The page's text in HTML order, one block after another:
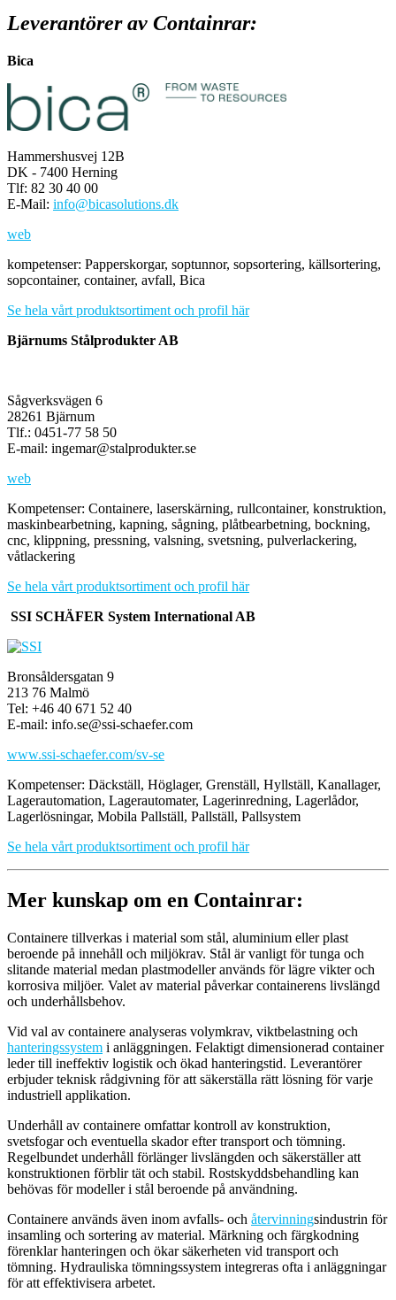
Leverantörer av Containrar:
Bica
Hammershusvej 12B
DK - 7400 Herning
Tlf: 82 30 40 00
E-Mail: info@bicasolutions.dk
web
kompetenser: Papperskorgar, soptunnor, sopsortering, källsortering,
sopcontainer, container, avfall, Bica
Se hela vårt produktsortiment och profil här
Bjärnums Stålprodukter AB
Sågverks­vägen 6
28261 Bjärnum
Tlf.: 0451-77 58 50
E-mail: ingemar@stalprodukter.se
web
Kompetenser: Containere, laserskärning, rullcontainer, konstruktion,
maskinbearbetning, kapning, sågning, plåtbearbetning, bockning,
cnc, klippning, pressning, valsning, svetsning, pulverlackering,
våtlackering
Se hela vårt produktsortiment och profil här
SSI SCHÄFER System International AB
Bronsåldersgatan 9
213 76 Malmö
Tel: +46 40 671 52 40
E-mail: info.se@ssi-schaefer.com
www.ssi-schaefer.com/sv-se
Kompetenser: Däckställ, Höglager, Grenställ, Hyllställ, Kanallager,
Lagerautomation, Lagerautomater, Lagerinredning, Lagerlådor,
Lagerlösningar, Mobila Pallställ, Pallställ, Pallsystem
Se hela vårt produktsortiment och profil här
Mer kunskap om en Containrar:
Containere tillverkas i material som stål, aluminium eller plast
beroende på innehåll och miljökrav. Stål är vanligt för tunga och
slitande material medan plastmodeller används för lägre vikter och
korrosiva miljöer. Valet av material påverkar containerens livslängd
och underhållsbehov.
Vid val av containere analyseras volymkrav, viktbelastning och
hanteringssystem i anläggningen. Felaktigt dimensionerad container
leder till ineffektiv logistik och ökad hanteringstid. Leverantörer
erbjuder teknisk rådgivning för att säkerställa rätt lösning för varje
industriell applikation.
Underhåll av containere omfattar kontroll av konstruktion,
svetsfogar och eventuella skador efter transport och tömning.
Regelbundet underhåll förlänger livslängden och säkerställer att
konstruktionen förblir tät och stabil. Rostskyddsbehandling kan
behövas för modeller i stål beroende på användning.
Containere används även inom avfalls- och återvinningsindustrin för
insamling och sortering av material. Märkning och färgkodning
förenklar hanteringen och ökar säkerheten vid transport och
tömning. Hydrauliska tömningssystem integreras ofta i anläggningar
för att effektivisera arbetet.